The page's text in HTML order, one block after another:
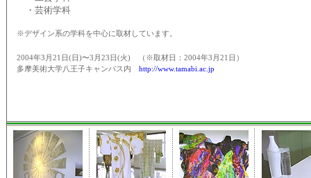
・芸術学科
※デザイン系の学科を中心に取材しています。
2004年3月21日(日)〜3月23日(火) （※取材日：2004年3月21日）
多摩美術大学八王子キャンパス内 http://www.tamabi.ac.jp